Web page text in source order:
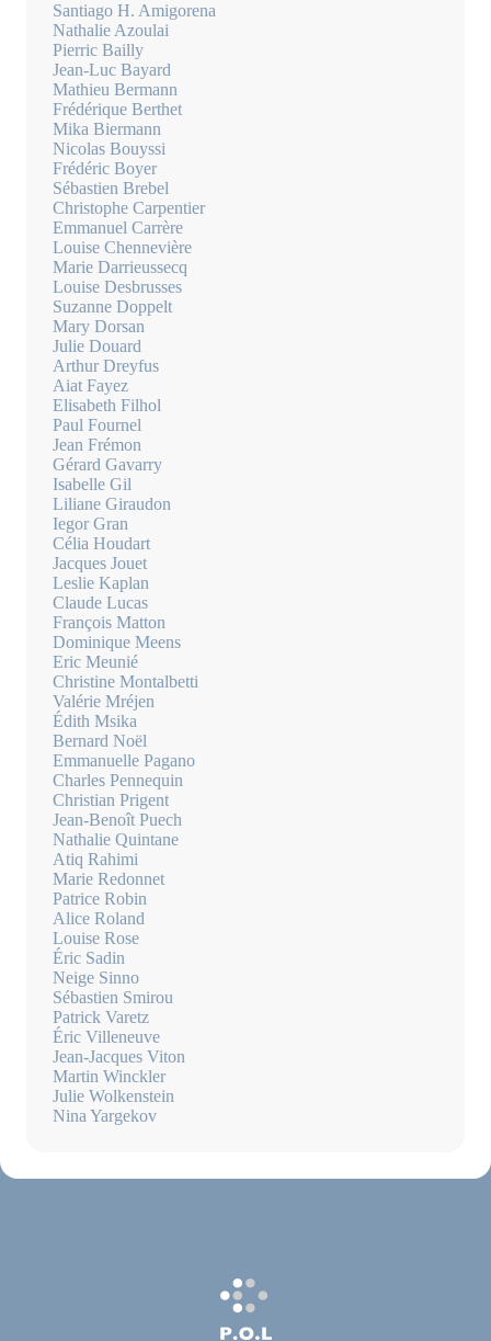
Santiago H. Amigorena
Nathalie Azoulai
Pierric Bailly
Jean-Luc Bayard
Mathieu Bermann
Frédérique Berthet
Mika Biermann
Nicolas Bouyssi
Frédéric Boyer
Sébastien Brebel
Christophe Carpentier
Emmanuel Carrère
Louise Chennevière
Marie Darrieussecq
Louise Desbrusses
Suzanne Doppelt
Mary Dorsan
Julie Douard
Arthur Dreyfus
Aiat Fayez
Elisabeth Filhol
Paul Fournel
Jean Frémon
Gérard Gavarry
Isabelle Gil
Liliane Giraudon
Iegor Gran
Célia Houdart
Jacques Jouet
Leslie Kaplan
Claude Lucas
François Matton
Dominique Meens
Eric Meunié
Christine Montalbetti
Valérie Mréjen
Édith Msika
Bernard Noël
Emmanuelle Pagano
Charles Pennequin
Christian Prigent
Jean-Benoît Puech
Nathalie Quintane
Atiq Rahimi
Marie Redonnet
Patrice Robin
Alice Roland
Louise Rose
Éric Sadin
Neige Sinno
Sébastien Smirou
Patrick Varetz
Éric Villeneuve
Jean-Jacques Viton
Martin Winckler
Julie Wolkenstein
Nina Yargekov